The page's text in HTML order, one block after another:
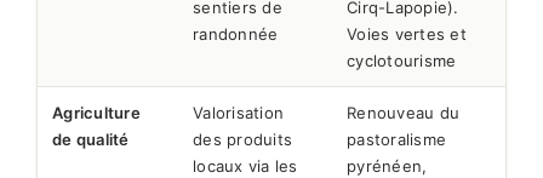
sentiers de
randonnée
Cirq-Lapopie).
Voies vertes et
cyclotourisme
Agriculture
de qualité
Valorisation
des produits
locaux via les
Renouveau du
pastoralisme
pyrénéen,